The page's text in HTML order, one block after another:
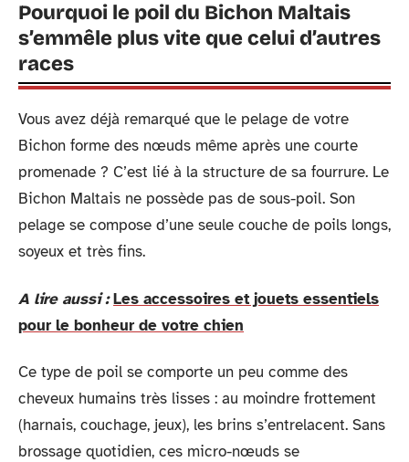
Pourquoi le poil du Bichon Maltais
s’emmêle plus vite que celui d’autres
races
Vous avez déjà remarqué que le pelage de votre
Bichon forme des nœuds même après une courte
promenade ? C’est lié à la structure de sa fourrure. Le
Bichon Maltais ne possède pas de sous-poil. Son
pelage se compose d’une seule couche de poils longs,
soyeux et très fins.
A lire aussi : Les accessoires et jouets essentiels
pour le bonheur de votre chien
Ce type de poil se comporte un peu comme des
cheveux humains très lisses : au moindre frottement
(harnais, couchage, jeux), les brins s’entrelacent. Sans
brossage quotidien, ces micro-nœuds se